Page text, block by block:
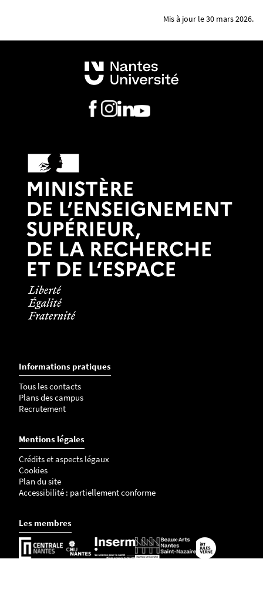
Mis à jour le 30 mars 2026.
Informations pratiques
Tous les contacts
Plans des campus
Recrutement
Mentions légales
Crédits et aspects légaux
Cookies
Plan du site
Accessibilité : partiellement conforme
Les membres